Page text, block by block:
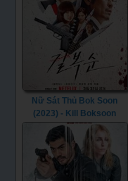
Nữ Sát Thủ Bok Soon
(2023) - Kill Boksoon
(2023)